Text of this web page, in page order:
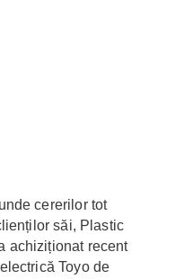
cererilor tot
săi, Plastic
achiziționat recent
Toyo de